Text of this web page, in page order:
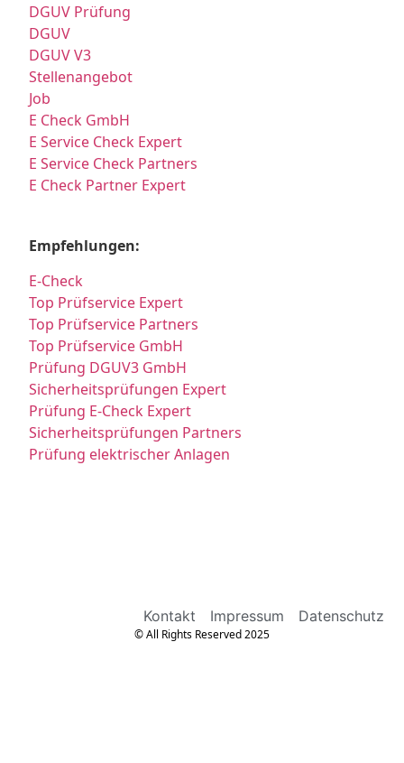
DGUV Prüfung
DGUV
DGUV V3
Stellenangebot
Job
E Check GmbH
E Service Check Expert
E Service Check Partners
E Check Partner Expert
Empfehlungen:
E-Check
Top Prüfservice Expert
Top Prüfservice Partners
Top Prüfservice GmbH
Prüfung DGUV3 GmbH
Sicherheitsprüfungen Expert
Prüfung E-Check Expert
Sicherheitsprüfungen Partners
Prüfung elektrischer Anlagen
Kontakt Impressum Datenschutz
© All Rights Reserved 2025